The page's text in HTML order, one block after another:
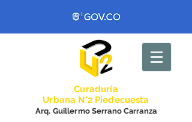
Curaduría
Urbana N°2 Piedecuesta
Arq. Guillermo Serrano Carranza